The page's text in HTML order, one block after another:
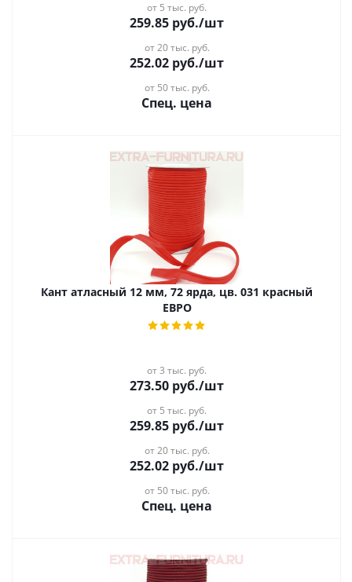
от 5 тыс. руб.
259.85 руб./шт
от 20 тыс. руб.
252.02 руб./шт
от 50 тыс. руб.
Спец. цена
Кант атласный 12 мм, 72 ярда, цв. 031 красный
ЕВРО
от 3 тыс. руб.
273.50 руб./шт
от 5 тыс. руб.
259.85 руб./шт
от 20 тыс. руб.
252.02 руб./шт
от 50 тыс. руб.
Спец. цена